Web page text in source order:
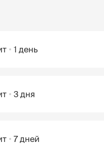
1 день
3 дня
7 дней